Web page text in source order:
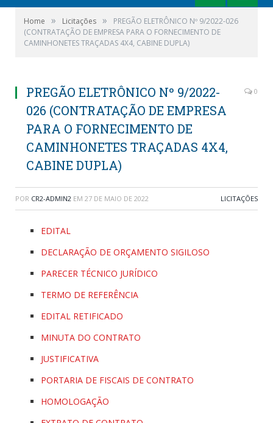
Home » Licitações »
PREGÃO ELETRÔNICO Nº 9/2022-026
(CONTRATAÇÃO DE EMPRESA PARA O FORNECIMENTO DE
CAMINHONETES TRAÇADAS 4X4, CABINE DUPLA)
PREGÃO ELETRÔNICO Nº 9/2022-
026 (CONTRATAÇÃO DE EMPRESA
PARA O FORNECIMENTO DE
CAMINHONETES TRAÇADAS 4X4,
CABINE DUPLA)
0
POR CR2-ADMIN2 EM 27 DE MAIO DE 2022 LICITAÇÕES
EDITAL
DECLARAÇÃO DE ORÇAMENTO SIGILOSO
PARECER TÉCNICO JURÍDICO
TERMO DE REFERÊNCIA
EDITAL RETIFICADO
MINUTA DO CONTRATO
JUSTIFICATIVA
PORTARIA DE FISCAIS DE CONTRATO
HOMOLOGAÇÃO